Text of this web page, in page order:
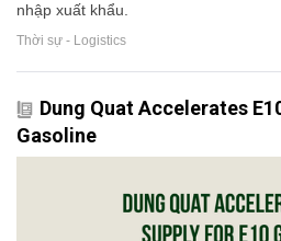
nhập xuất khẩu.
Thời sự - Logistics
Dung Quat Accelerates
Gasoline